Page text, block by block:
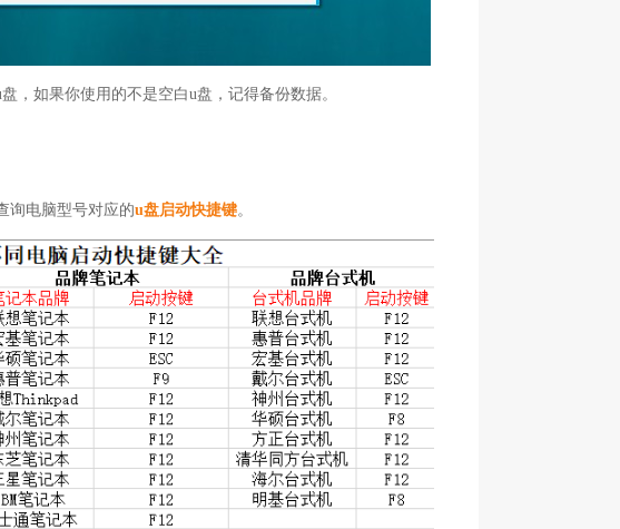
，如果你使用的不是空白u盘，记得备份数据。
询电脑型号对应的u盘启动快捷键。